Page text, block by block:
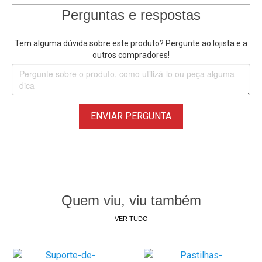
acessórios como o Quick Release Buckle, não sendo
possível utilizar o suporte sem ele.
• Posicione a câmera ou acessório entre os pinos do
suporte
• Alinhe os furos dos pinos
Principais Características:
• Eixo metálico interno resistente
Perguntas e respostas
Tem alguma dúvida sobre este produto? Pergunte ao lojista e a
outros compradores!
ENVIAR PERGUNTA
Quem viu, viu também
VER TUDO